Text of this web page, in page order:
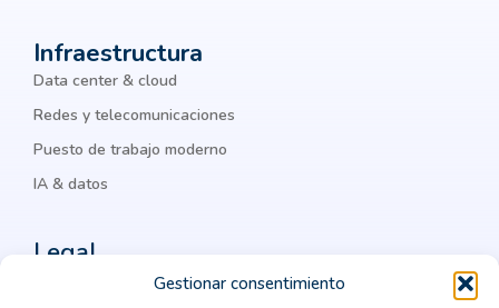
Gestionar consentimiento
ciberseguridad corporativa
Cisco Meraki
Citrix
cloud computing
cloud privada
colaboración
computación en la nube
Infraestructura
Data center & cloud
Redes y telecomunicaciones
Puesto de trabajo moderno
IA & datos
Legal
Política de privacidad